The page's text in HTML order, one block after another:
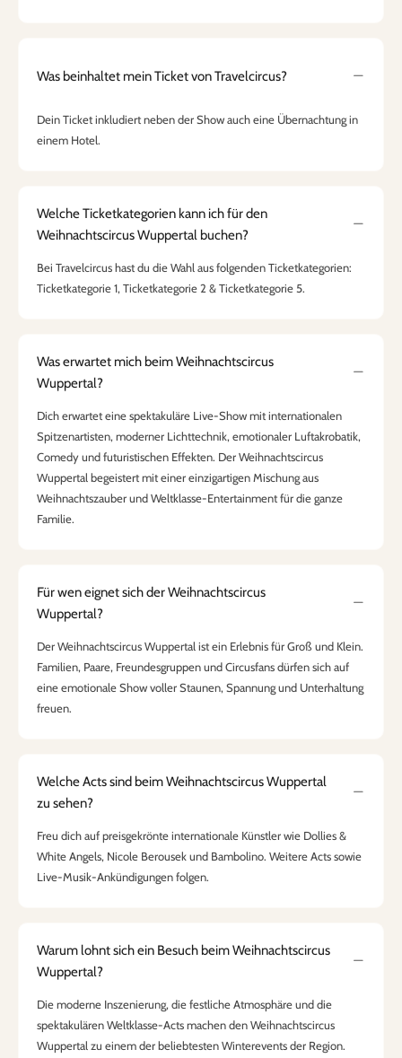
Was beinhaltet mein Ticket von Travelcircus?
Dein Ticket inkludiert neben der Show auch eine Übernachtung in
einem Hotel.
Welche Ticketkategorien kann ich für den
Weihnachtscircus Wuppertal buchen?
Bei Travelcircus hast du die Wahl aus folgenden Ticketkategorien:
Ticketkategorie 1, Ticketkategorie 2 & Ticketkategorie 5.
Was erwartet mich beim Weihnachtscircus
Wuppertal?
Dich erwartet eine spektakuläre Live-Show mit internationalen
Spitzenartisten, moderner Lichttechnik, emotionaler Luftakrobatik,
Comedy und futuristischen Effekten. Der Weihnachtscircus
Wuppertal begeistert mit einer einzigartigen Mischung aus
Weihnachtszauber und Weltklasse-Entertainment für die ganze
Familie.
Für wen eignet sich der Weihnachtscircus
Wuppertal?
Der Weihnachtscircus Wuppertal ist ein Erlebnis für Groß und Klein.
Familien, Paare, Freundesgruppen und Circusfans dürfen sich auf
eine emotionale Show voller Staunen, Spannung und Unterhaltung
freuen.
Welche Acts sind beim Weihnachtscircus Wuppertal
zu sehen?
Freu dich auf preisgekrönte internationale Künstler wie Dollies &
White Angels, Nicole Berousek und Bambolino. Weitere Acts sowie
Live-Musik-Ankündigungen folgen.
Warum lohnt sich ein Besuch beim Weihnachtscircus
Wuppertal?
Die moderne Inszenierung, die festliche Atmosphäre und die
spektakulären Weltklasse-Acts machen den Weihnachtscircus
Wuppertal zu einem der beliebtesten Winterevents der Region.